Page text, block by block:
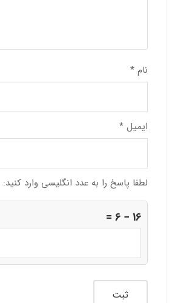
نام *
ایمیل *
لطفا پاسخ را به عدد انگلیسی وارد کنید:
16 − 6 =